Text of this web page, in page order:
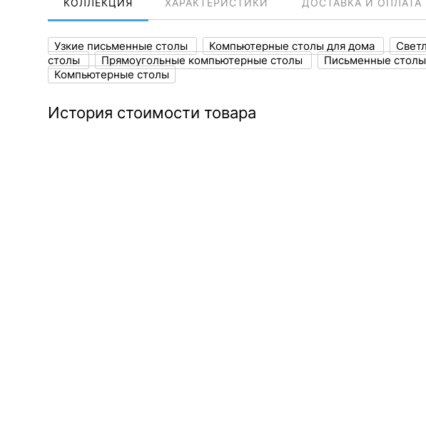
КОЛЛЕКЦИЯ ХАРАКТЕРИСТИКИ ДОСТАВКА И ОПЛАТА
Узкие письменные столы Компьютерные столы для дома
столы
Прямоугольные компьютерные столы Письменные
Компьютерные столы
История стоимости товара